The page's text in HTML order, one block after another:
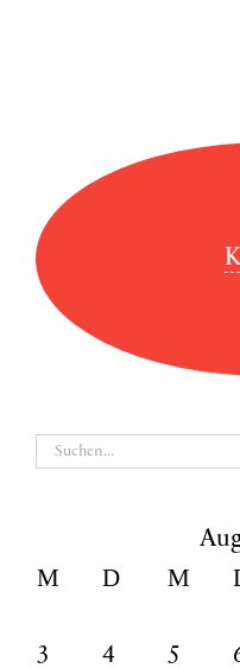
Suche
M D M
3
4 5